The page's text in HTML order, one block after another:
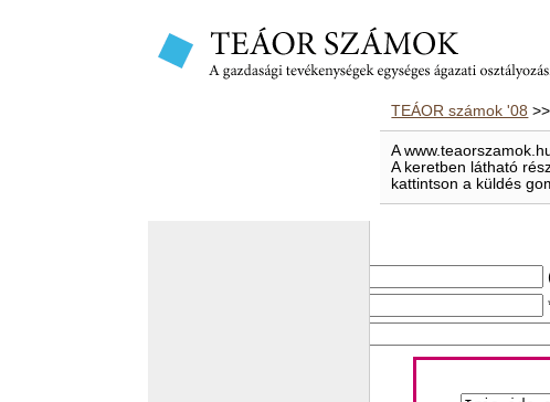
TEÁOR számok '08
A
A keretben látható
kattintson a küldés